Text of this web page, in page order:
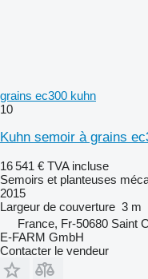
grains ec300 kuhn
10
Kuhn semoir à grains
16 541 € TVA incluse
Semoirs et planteuses
2015
Largeur de couverture 3 m
France, Fr-50680 Saint
E-FARM GmbH
Contacter le vendeur